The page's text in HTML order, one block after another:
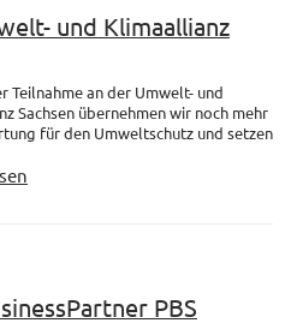
und Klimaallianz
Teilnahme an der Umwelt- und
Sachsen übernehmen wir noch mehr
für den Umweltschutz und setzen
PBS